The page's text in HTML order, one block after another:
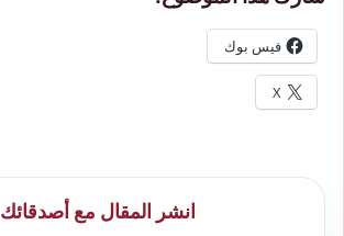
فيس بوك
X
انشر المقال مع أصدقائك